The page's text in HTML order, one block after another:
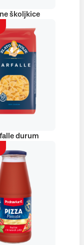
školjkice
durum